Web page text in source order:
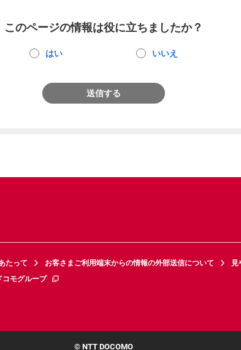
このページの情報は役に立ちましたか？
はい いいえ
送信する
たって お客さまご利用端末からの情報の外部送信について
見
コモグループ
© NTT DOCOMO